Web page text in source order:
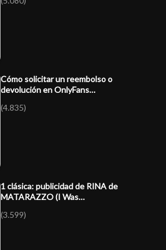
Cómo solicitar un reembolso o
devolución en OnlyFans…
(4.835)
1 clásica: publicidad de RINA de
MATARAZZO (I Was…
(3.599)